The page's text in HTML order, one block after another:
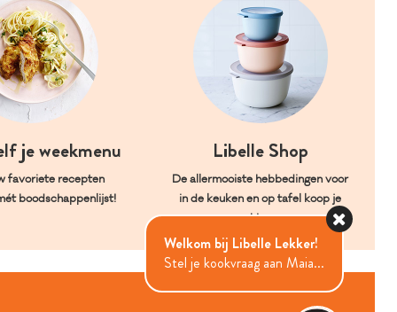
je weekmenu
favoriete recepten
boodschappenlijst!
Libelle Shop
De allermooiste hebbedingen voor
in de keuken en op tafel koop je
hier.
Welkom bij Libelle Lekker!
Stel je kookvraag aan Maia...